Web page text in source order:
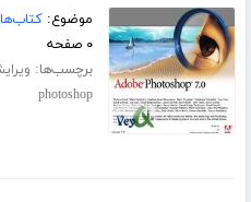
موضوع:
۰ صفحه
برچسب‌ها:
photoshop